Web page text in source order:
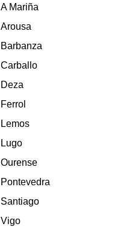
A Mariña
Arousa
Barbanza
Carballo
Deza
Ferrol
Lemos
Lugo
Ourense
Pontevedra
Santiago
Vigo